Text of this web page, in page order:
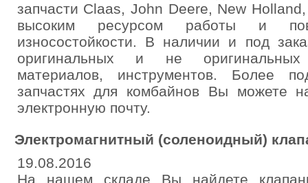
запчасти Claas, John Deere, New
высоким ресурсом работы и
износостойкости. В наличии и под
оригинальных и не оригинальных
материалов, инструментов. Более
запчастях для комбайнов Вы можете
электронную почту.
Электромагнитный (соленоидный)
19.08.2016
На нашем складе Вы найдете